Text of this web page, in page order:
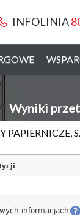
INFOLINIA
Wyniki
PAPIERNICZE,
informacjach